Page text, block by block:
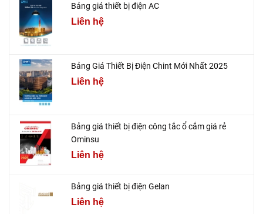
Bảng giá thiết bị điện AC
Liên hệ
Bảng Giá Thiết Bị Điện Chint Mới Nhất 2025
Liên hệ
Bảng giá thiết bị điện công tắc ổ cắm giá rẻ
Ominsu
Liên hệ
Bảng giá thiết bị điện Gelan
Liên hệ